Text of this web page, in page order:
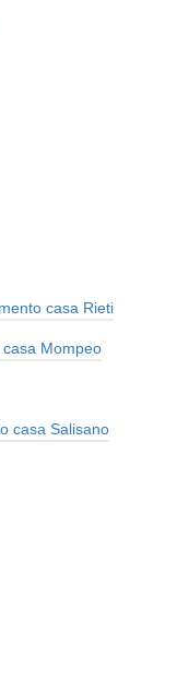
casa Rieti
Mompeo
casa Salisano